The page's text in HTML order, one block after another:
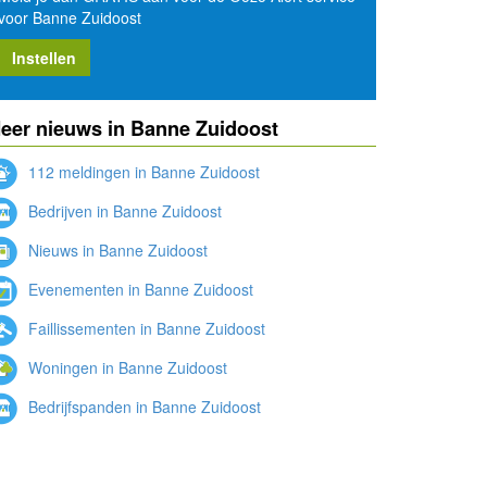
Banne Zuidoost
Instellen
nieuws in Banne Zuidoost
112 meldingen in Banne Zuidoost
Bedrijven in Banne Zuidoost
Nieuws in Banne Zuidoost
Evenementen in Banne Zuidoost
Faillissementen in Banne Zuidoost
Woningen in Banne Zuidoost
Bedrijfspanden in Banne Zuidoost